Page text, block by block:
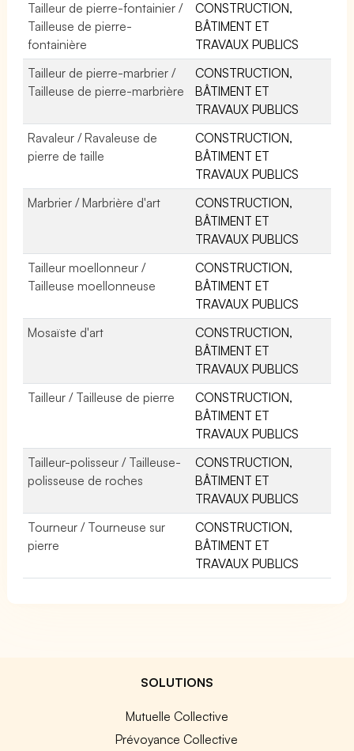
Tailleur de pierre-fontainier /
Tailleuse de pierre-
fontainière
CONSTRUCTION,
BÂTIMENT ET
TRAVAUX PUBLICS
Tailleur de pierre-marbrier /
Tailleuse de pierre-marbrière
CONSTRUCTION,
BÂTIMENT ET
TRAVAUX PUBLICS
Ravaleur / Ravaleuse de
pierre de taille
CONSTRUCTION,
BÂTIMENT ET
TRAVAUX PUBLICS
Marbrier / Marbrière d'art
CONSTRUCTION,
BÂTIMENT ET
TRAVAUX PUBLICS
Tailleur moellonneur /
Tailleuse moellonneuse
CONSTRUCTION,
BÂTIMENT ET
TRAVAUX PUBLICS
Mosaïste d'art
CONSTRUCTION,
BÂTIMENT ET
TRAVAUX PUBLICS
Tailleur / Tailleuse de pierre
CONSTRUCTION,
BÂTIMENT ET
TRAVAUX PUBLICS
Tailleur-polisseur / Tailleuse-
polisseuse de roches
CONSTRUCTION,
BÂTIMENT ET
TRAVAUX PUBLICS
Tourneur / Tourneuse sur
pierre
CONSTRUCTION,
BÂTIMENT ET
TRAVAUX PUBLICS
SOLUTIONS
Mutuelle Collective
Prévoyance Collective